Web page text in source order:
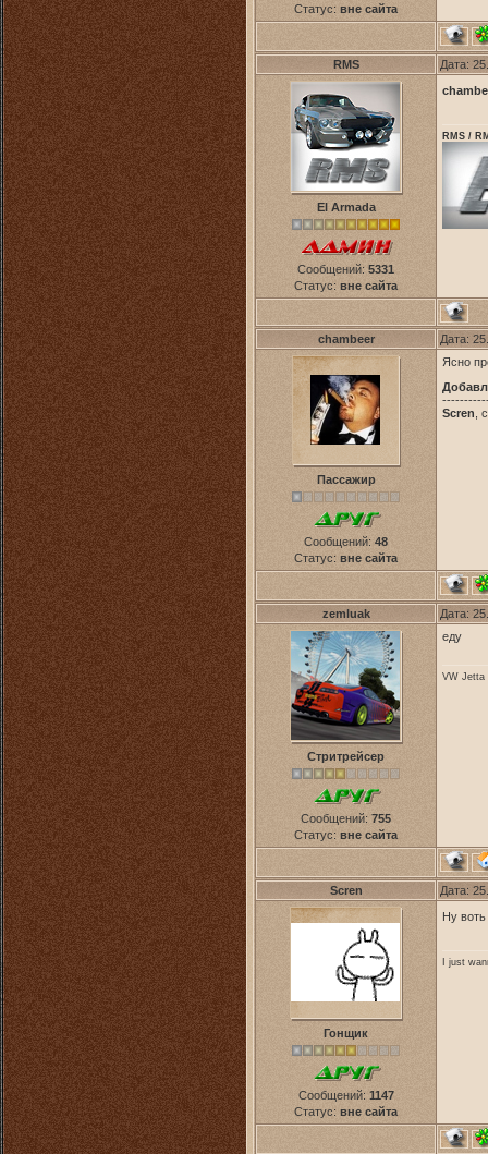
Статус: вне сайта
RMS Дата:
El Armada
Сообщений: 5331
Статус: вне сайта
RMS /
chambeer Дата:
Пассажир
Сообщений: 48
Статус: вне сайта
Ясно
Scren ,
zemluak Дата:
Стритрейсер
Сообщений: 755
Статус: вне сайта
еду
VW Jetta
Scren Дата:
Гонщик
Сообщений: 1147
Статус: вне сайта
Ну
I just